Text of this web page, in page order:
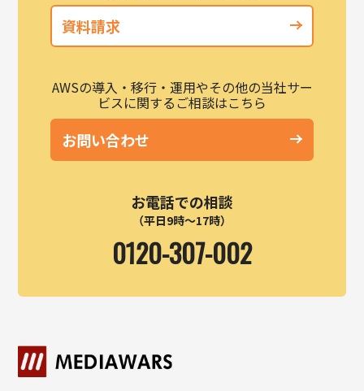
資料請求
AWSの導入・移行・運用やその他の当社サー
ビスに関するご相談はこちら
お問い合わせ
お電話での相談
（平日9時～17時）
0120-307-002